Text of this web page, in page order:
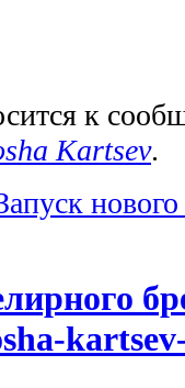
к
Kartsev.